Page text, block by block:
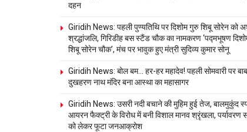
दहन
Giridih News: पहली पुण्यतिथि पर दिशोम गुरु शिबू सोरेन को
श्रद्धांजलि, गिरिडीह बस स्टैंड चौक का नामकरण ‘पद्मभूषण
शिबू सोरेन चौक’, मंच पर भावुक हुए मंत्री सुदिव्य कुमार सोनू
Giridih News: बोल बम… हर-हर महादेव! पहली सोमवारी पर
दुखहरण नाथ मंदिर बना आस्था का महासागर
Giridih News: उसरी नदी बचाने की मुहिम हुई तेज, बालमुकुंद
आयरन फैक्ट्री के विरोध में बनी विशाल मानव श्रृंखला, पर्यावरण
को लेकर फूटा जनआक्रोश